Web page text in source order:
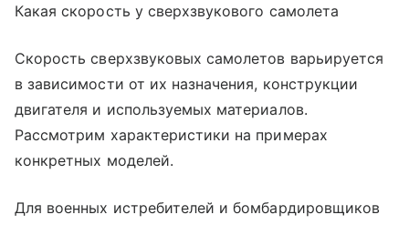
Какая скорость у сверхзвукового самолета
Скорость сверхзвуковых самолетов варьируется
в зависимости от их назначения, конструкции
двигателя и используемых материалов.
Рассмотрим характеристики на примерах
конкретных моделей.
Для военных истребителей и бомбардировщиков